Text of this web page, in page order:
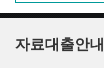
자료대출안내